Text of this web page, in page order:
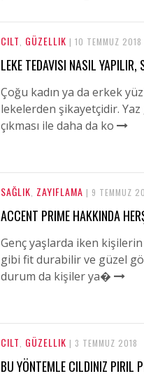
CILT GÜZELLIK | 10 TEMMUZ 2018
LEKE TEDAVISI NASIL YAPILIR,
Çoğu kadın ya da erkek
lekelerden şikayetçidir.
çıkması ile daha da ko
SAĞLIK ZAYIFLAMA | 9 TEMMUZ
ACCENT PRIME HAKKINDA
Genç yaşlarda iken
gibi fit durabilir ve güzel
durum da kişiler ya�
CILT GÜZELLIK | 3 TEMMUZ 2018
BU YÖNTEMLE CILDINIZ PIRIL